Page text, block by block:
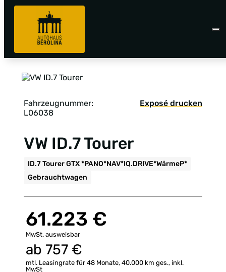
Fahrzeugnummer:
L06038
Exposé drucken
VW ID.7 Tourer
ID.7 Tourer GTX *PANO*NAV*IQ.DRIVE*WärmeP*
Gebrauchtwagen
61.223 €
MwSt. ausweisbar
ab 757 €
mtl. Leasingrate für 48 Monate, 40.000 km ges., inkl.
MwSt